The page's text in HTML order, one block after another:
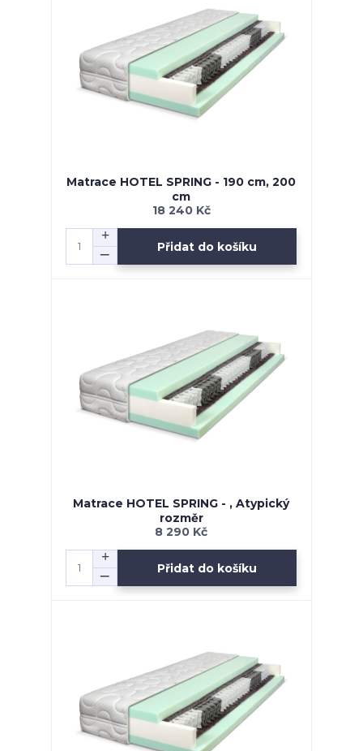
Matrace HOTEL SPRING - 190 cm, 200
cm
18 240 Kč
Přidat do košíku
Matrace HOTEL SPRING - , Atypický
rozměr
8 290 Kč
Přidat do košíku